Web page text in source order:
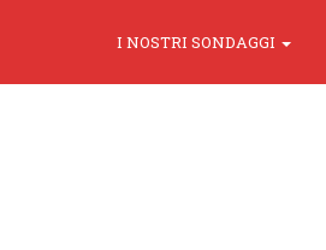
I NOSTRI SONDAGGI